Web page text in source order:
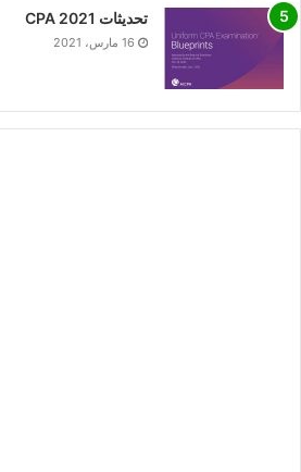
تحديثات CPA 2021
16 مارس، 2021